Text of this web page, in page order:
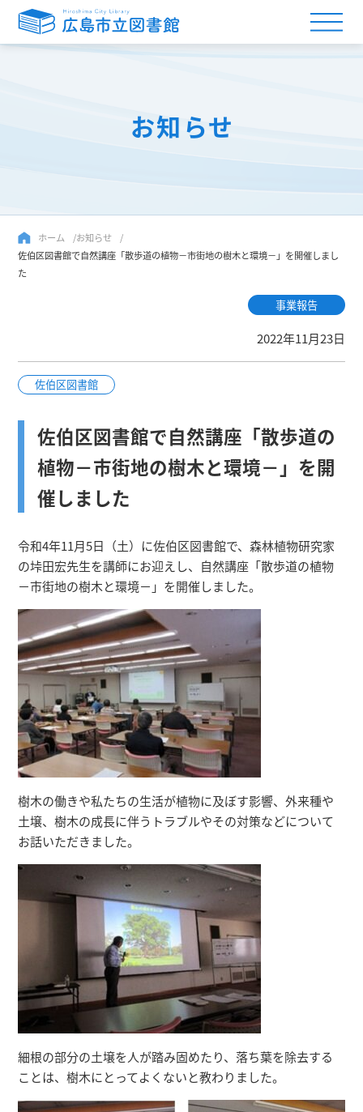
お知らせ
ホーム
お知らせ
佐伯区図書館で自然講座「散歩道の植物－市街地の樹木と環境－」を開催しまし
た
事業報告
2022年11月23日
佐伯区図書館
佐伯区図書館で自然講座「散歩道の
植物－市街地の樹木と環境－」を開
催しました
令和4年11月5日（土）に佐伯区図書館で、森林植物研究家
の垰田宏先生を講師にお迎えし、自然講座「散歩道の植物
－市街地の樹木と環境－」を開催しました。
樹木の働きや私たちの生活が植物に及ぼす影響、外来種や
土壌、樹木の成長に伴うトラブルやその対策などについて
お話いただきました。
細根の部分の土壌を人が踏み固めたり、落ち葉を除去する
ことは、樹木にとってよくないと教わりました。